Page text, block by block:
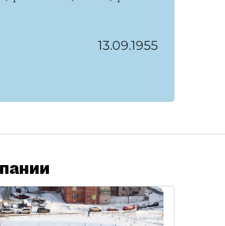
13.09.1955